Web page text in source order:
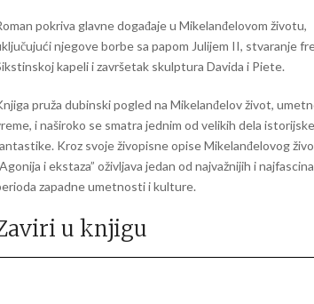
pokriva glavne događaje u Mikelanđelovom životu,
njegove borbe sa papom Julijem II, stvaranje
kapeli i završetak skulptura Davida i Piete.
pruža dubinski pogled na Mikelanđelov život,
i naširoko se smatra jednim od velikih dela istorijske
Kroz svoje živopisne opise Mikelanđelovog
i ekstaza” oživljava jedan od najvažnijih i
zapadne umetnosti i kulture.
u knjigu